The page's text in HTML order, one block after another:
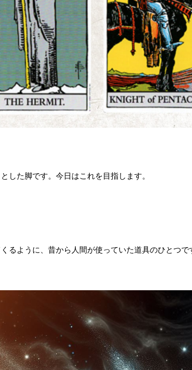
した脚です。今日はこれを目指します。
るように、昔から人間が使っていた道具のひとつ